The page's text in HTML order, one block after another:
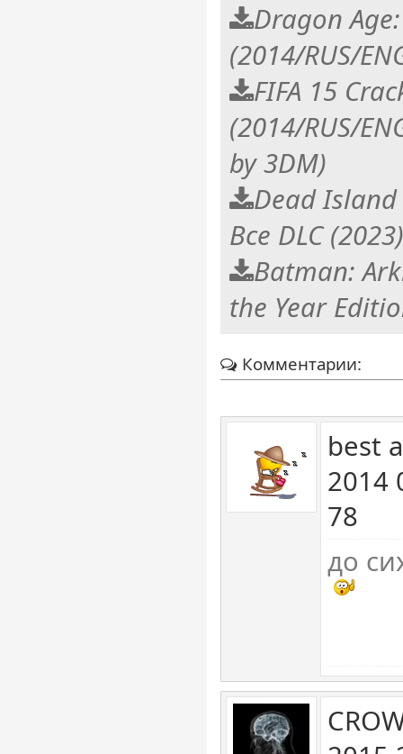
Dragon
(2014/RUS/
FIFA 15
(2014/RUS/
by 3DM)
Dead
Все DLC
Batman:
the Year
Комментарии:
best
2014
78
до